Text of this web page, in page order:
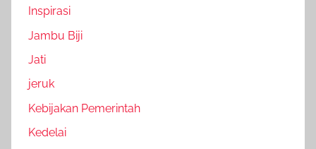
Inspirasi
Jambu Biji
Jati
jeruk
Kebijakan Pemerintah
Kedelai